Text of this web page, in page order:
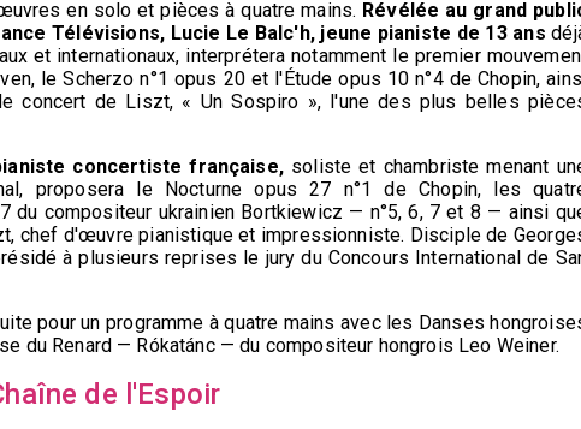
en solo et pièces à quatre mains. Révélée au grand
Télévisions, Lucie Le Balc'h, jeune pianiste de 13 ans
et internationaux, interprétera notamment le premier
le Scherzo n°1 opus 20 et l'Étude opus 10 n°4 de Chopin,
concert de Liszt, « Un Sospiro », l'une des plus belles
concertiste française,soliste et chambriste menant
proposera le Nocturne opus 27 n°1 de Chopin, les
du compositeur ukrainien Bortkiewicz — n°5, 6, 7 et 8 — ainsi
chef d'œuvre pianistique et impressionniste. Disciple de
à plusieurs reprises le jury du Concours International de
pour un programme à quatre mains avec les Danses
du Renard — Rókatánc — du compositeur hongrois Leo Weiner.
de l'Espoir